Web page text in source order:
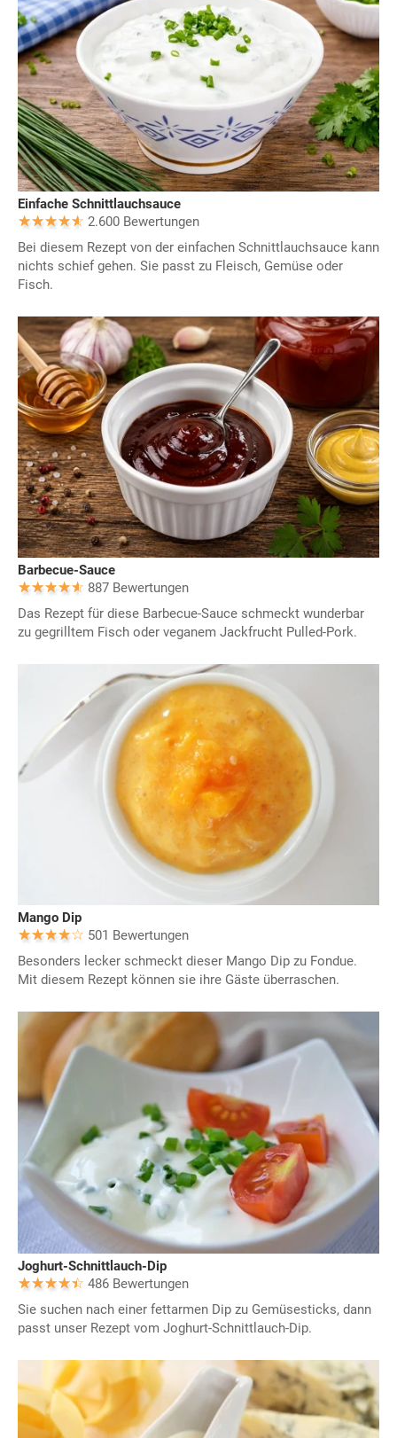
Einfache Schnittlauchsauce
2.600 Bewertungen
Bei diesem Rezept von der einfachen Schnittlauchsauce kann
nichts schief gehen. Sie passt zu Fleisch, Gemüse oder
Fisch.
Barbecue-Sauce
887 Bewertungen
Das Rezept für diese Barbecue-Sauce schmeckt wunderbar
zu gegrilltem Fisch oder veganem Jackfrucht Pulled-Pork.
Mango Dip
501 Bewertungen
Besonders lecker schmeckt dieser Mango Dip zu Fondue.
Mit diesem Rezept können sie ihre Gäste überraschen.
Joghurt-Schnittlauch-Dip
486 Bewertungen
Sie suchen nach einer fettarmen Dip zu Gemüsesticks, dann
passt unser Rezept vom Joghurt-Schnittlauch-Dip.